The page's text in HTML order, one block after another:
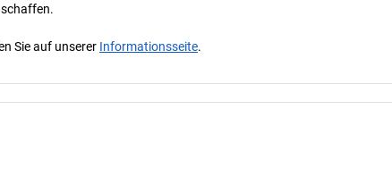
Sie auf unserer Informationsseite.